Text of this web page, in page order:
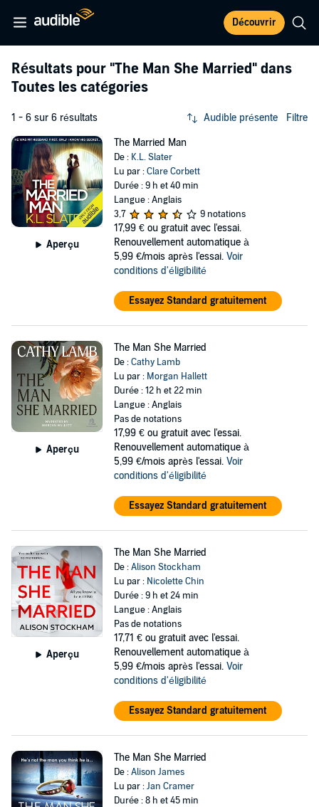
Découvrir
Résultats pour "The Man She Married" dans
Toutes les catégories
1 - 6 sur 6 résultats Audible présente Filtre
Aperçu
The Married Man
De : K.L. Slater
Lu par :Clare Corbett
Durée : 9 h et 40 min
Langue : Anglais
3,7
9 notations
17,99 € ou gratuit avec l'essai.
Renouvellement automatique à
5,99 €/mois après l'essai. Voir
conditions d'éligibilité
Essayez Standard gratuitement
Aperçu
The Man She Married
De :Cathy Lamb
Lu par : Morgan Hallett
Durée : 12 h et 22 min
Langue : Anglais
Pas de notations
17,99 € ou gratuit avec l'essai.
Renouvellement automatique à
5,99 €/mois après l'essai. Voir
conditions d'éligibilité
Essayez Standard gratuitement
Aperçu
The Man She Married
De :Alison Stockham
Lu par : Nicolette Chin
Durée : 9 h et 24 min
Langue : Anglais
Pas de notations
17,71 € ou gratuit avec l'essai.
Renouvellement automatique à
5,99 €/mois après l'essai. Voir
conditions d'éligibilité
Essayez Standard gratuitement
The Man She Married
De :Alison James
Lu par :Jan Cramer
Durée : 8 h et 45 min